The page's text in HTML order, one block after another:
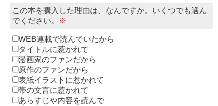
この本を購入した理由は、なんですか。いくつでも選ん
でください。
※
WEB連載で読んでいたから
タイトルに惹かれて
漫画家のファンだから
原作のファンだから
表紙イラストに惹かれて
帯の文言に惹かれて
あらすじや内容を読んで